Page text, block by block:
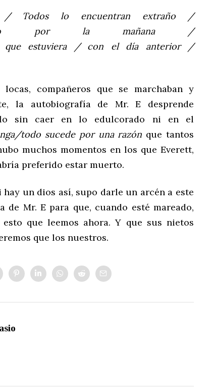
Todos lo encuentran extraño /
por la mañana/
que estuviera/ con el día anterior/
compañeros que se marchaban y
la autobiografía de Mr. E desprende
sin caer en lo edulcorado ni en el
/todo sucede por una razón que tantos
muchos momentos en los que Everett,
preferido estar muerto.
un dios así, supo darle un arcén a este
de Mr. E para que, cuando esté mareado,
que leemos ahora. Y que sus nietos
que los nuestros.